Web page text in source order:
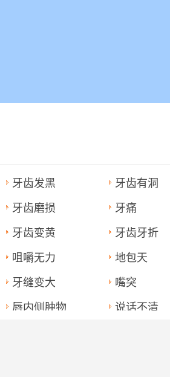
牙齿发黑 牙齿有洞
牙齿磨损 牙痛
牙齿变黄 牙齿牙折
咀嚼无力 地包天
牙缝变大 嘴突
唇内侧肿物 说话不清